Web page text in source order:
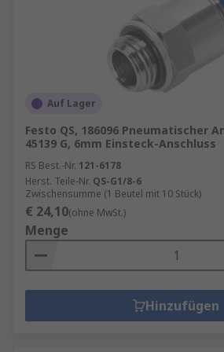
Auf Lager
Festo QS, 186096 Pneumatischer
45139 G, 6mm Einsteck-Anschluss
RS Best.-Nr. 121-6178
Herst. Teile-Nr. QS-G1/8-6
Zwischensumme (1 Beutel mit 10 Stück)
€ 24,10(ohne MwSt.)
Menge
Hinzufügen